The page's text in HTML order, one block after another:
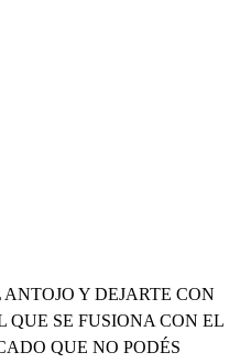
Y DEJARTE CON
QUE SE FUSIONA CON EL
QUE NO PODÉS